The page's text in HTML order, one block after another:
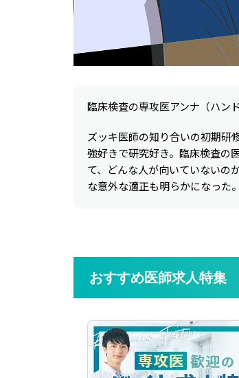
臨床検査の専攻医アンナ（ハン
ズッキ医師の知り合いの初期研
強好きで研究好き。臨床検査の
て、どんな人が向いていないの
な意外な適正も明らかになった。